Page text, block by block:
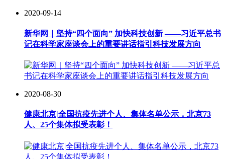
2020-09-14
新华网｜坚持“四个面向” 加快科技创新 ——习近平总书
记在科学家座谈会上的重要讲话指引科技发展方向
2020-08-30
健康北京|全国抗疫先进个人、集体名单公示，北京73
人、25个集体拟受表彰！